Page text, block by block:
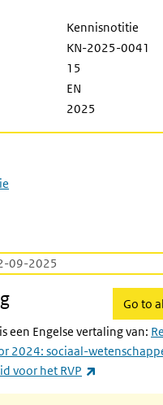
09-2025
Go to
een Engelse vertaling van:
2024: sociaal-
voor het RVP
Kennisnotitie
KN-2025-0041
15
EN
2025